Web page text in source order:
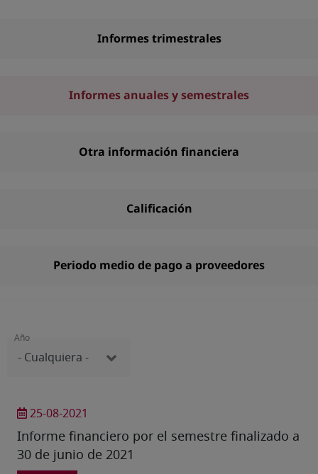
Informes trimestrales
Informes anuales y semestrales
Otra información financiera
Calificación
Periodo medio de pago a proveedores
Año
25-08-2021
Informe financiero por el semestre finalizado a
30 de junio de 2021